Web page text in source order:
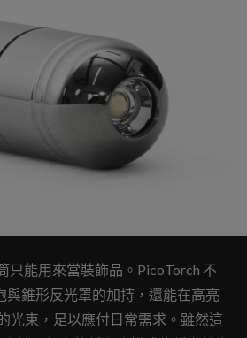
只能用來當裝飾品。PicoTorch 不
與錐形反光罩的加持，還能在高亮
光束，足以應付日常需求。雖然這